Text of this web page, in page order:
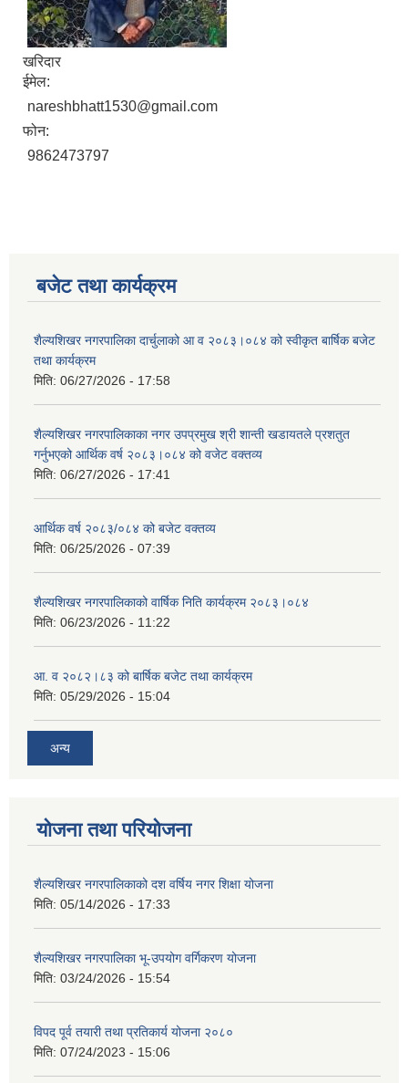
खरिदार
ईमेल:
nareshbhatt1530@gmail.com
फोन:
9862473797
बजेट तथा कार्यक्रम
शैल्यशिखर नगरपालिका दार्चुलाको आ व २०८३।०८४ को स्वीकृत बार्षिक बजेट
तथा कार्यक्रम
मिति: 06/27/2026 - 17:58
शैल्यशिखर नगरपालिकाका नगर उपप्रमुख श्री शान्ती खडायतले प्रशतुत
गर्नुभएको आर्थिक वर्ष २०८३।०८४ को वजेट वक्तव्य
मिति: 06/27/2026 - 17:41
आर्थिक वर्ष २०८३/०८४ को बजेट वक्तव्य
मिति: 06/25/2026 - 07:39
शैल्यशिखर नगरपालिकाको वार्षिक निति कार्यक्रम २०८३।०८४
मिति: 06/23/2026 - 11:22
आ. व २०८२।८३ को बार्षिक बजेट तथा कार्यक्रम
मिति: 05/29/2026 - 15:04
अन्य
योजना तथा परियोजना
शैल्यशिखर नगरपालिकाको दश वर्षिय नगर शिक्षा योजना
मिति: 05/14/2026 - 17:33
शैल्यशिखर नगरपालिका भू-उपयोग वर्गिकरण योजना
मिति: 03/24/2026 - 15:54
विपद पूर्व तयारी तथा प्रतिकार्य योजना २०८०
मिति: 07/24/2023 - 15:06